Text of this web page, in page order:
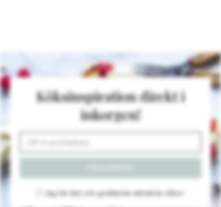
Köksinspiration direkt i
inkorgen!
Jag har läst och godkänner allmänna villkor